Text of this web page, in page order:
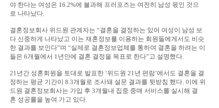
야 한다는 여성은 16.2%에 불과해 프러포즈는 여전히 남성 몫인 것으
로 나타났다.
결혼정보회사 위드원 관계자는 “결혼을 결정하는 있어 여성이 남성 보
다 신중하게 나타났고 이는 재혼정보를 이용하는 회원들에게서도 비슷
한 결과를 보인다”며 “실제로 결혼정보업체를 통하여 결혼을 하려는 이
들은 6개월에서 1년안에 결혼 결정을 목표로 한다”고 설명했다.
21년간 성혼회원을 토대로 발표한 ‘위드원 21년 편람’에서도 결혼을 결
정하는 평균 기간이 8.3개월로 조사돼 설문 결과를 뒷받침 했다. 이에 위
드원 결혼정보회사는 가입 후 3개월내 집중 중매 서비스를 실시해 결
혼 성공률을 높여 가고 있다.